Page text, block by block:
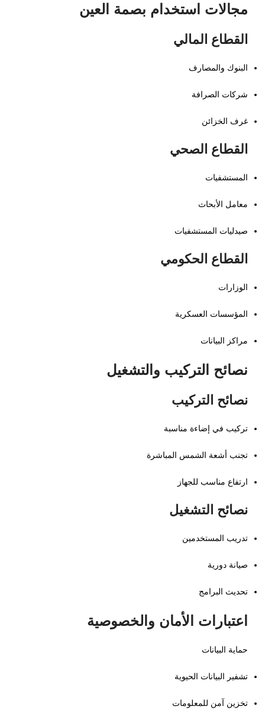
مجالات استخدام بصمة العين
القطاع المالي
البنوك والمصارف
شركات الصرافة
غرف الخزائن
القطاع الصحي
المستشفيات
معامل الأبحاث
صيدليات المستشفيات
القطاع الحكومي
الوزارات
المؤسسات العسكرية
مراكز البيانات
نصائح التركيب والتشغيل
نصائح التركيب
تركيب في إضاءة مناسبة
تجنب أشعة الشمس المباشرة
ارتفاع مناسب للجهاز
نصائح التشغيل
تدريب المستخدمين
صيانة دورية
تحديث البرامج
اعتبارات الأمان والخصوصية
حماية البيانات
تشفير البيانات الحيوية
تخزين آمن للمعلومات